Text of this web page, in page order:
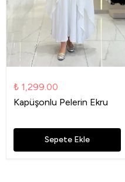
₺ 1,299.00
Kapüşonlu Pelerin Ekru
Sepete Ekle